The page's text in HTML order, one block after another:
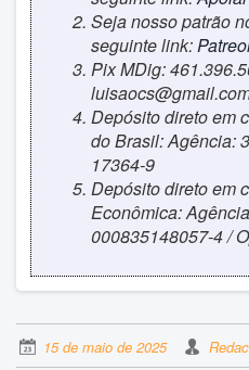
Seja nosso patrão
seguinte link:
Pix MDig:
Depósito direto em
do Brasil: Agência:
17364-9
Depósito direto em
Econômica:
000835148057-4 /
15 de maio de 2025